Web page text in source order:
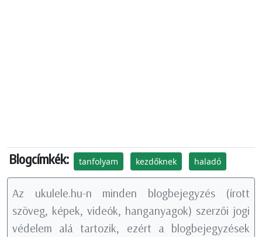
Blogcímkék: tanfolyam kezdőknek haladó
Az ukulele.hu-n minden blogbejegyzés (írott
szöveg, képek, videók, hanganyagok) szerzői jogi
védelem alá tartozik, ezért a blogbejegyzések